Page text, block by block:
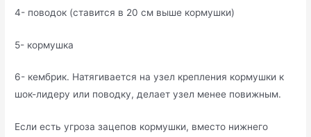
4- поводок (ставится в 20 см выше кормушки)
5- кормушка
6- кембрик. Натягивается на узел крепления кормушки к
шок-лидеру или поводку, делает узел менее повижным.
Если есть угроза зацепов кормушки, вместо нижнего